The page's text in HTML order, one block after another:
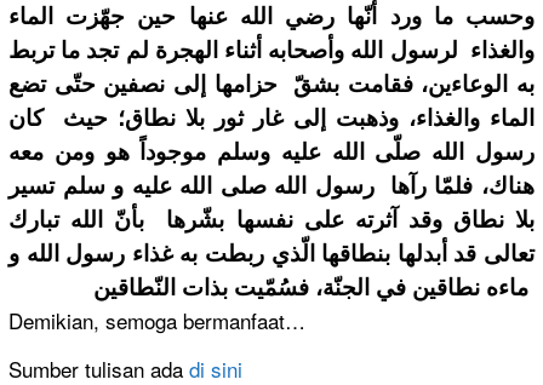
ﻭﺣﺴﺐ ﻣﺎ ﻭﺭﺩ ﺃﻧّﻬﺎ ﺭﺿﻲ ﺍﻟﻠﻪ ﻋﻨﻬﺎ ﺣﻴﻦ ﺟﻬّﺰﺕ ﺍﻟﻤﺎﺀ
ﻭﺍﻟﻐﺬﺍﺀ ﻟﺮﺳﻮﻝ ﺍﻟﻠﻪ ﻭﺃﺻﺤﺎﺑﻪ ﺃﺛﻨﺎﺀ ﺍﻟﻬﺠﺮﺓ ﻟﻢ ﺗﺠﺪ ﻣﺎ ﺗﺮﺑﻂ
ﺑﻪ ﺍﻟﻮﻋﺎﺀﻳﻦ، ﻓﻘﺎﻣﺖ ﺑﺸﻖّ ﺣﺰﺍﻣﻬﺎ ﺇﻟﻰ ﻧﺼﻔﻴﻦ ﺣﺘّﻰ ﺗﻀﻊ
ﺍﻟﻤﺎﺀ ﻭﺍﻟﻐﺬﺍﺀ، ﻭﺫﻫﺒﺖ ﺇﻟﻰ ﻏﺎﺭ ﺛﻮﺭ ﺑﻼ ﻧﻄﺎﻕ؛ ﺣﻴﺚ ﻛﺎﻥ
ﺭﺳﻮﻝ ﺍﻟﻠﻪ ﺻﻠّﻰ ﺍﻟﻠﻪ ﻋﻠﻴﻪ ﻭﺳﻠﻢ ﻣﻮﺟﻮﺩﺍً ﻫﻮ ﻭﻣﻦ ﻣﻌﻪ
ﻫﻨﺎﻙ، ﻓﻠﻤّﺎ ﺭﺁﻫﺎ ﺭﺳﻮﻝ ﺍﻟﻠﻪ ﺻﻠﻰ ﺍﻟﻠﻪ ﻋﻠﻴﻪ ﻭ ﺳﻠﻢ ﺗﺴﻴﺮ
ﺑﻼ ﻧﻄﺎﻕ ﻭﻗﺪ ﺁﺛﺮﺗﻪ ﻋﻠﻰ ﻧﻔﺴﻬﺎ ﺑﺸّﺮﻫﺎ ﺑﺄﻥّ ﺍﻟﻠﻪ ﺗﺒﺎﺭﻙ
ﺗﻌﺎﻟﻰ ﻗﺪ ﺃﺑﺪﻟﻬﺎ ﺑﻨﻄﺎﻗﻬﺎ ﺍﻟّﺬﻱ ﺭﺑﻄﺖ ﺑﻪ ﻏﺬﺍﺀ ﺭﺳﻮﻝ ﺍﻟﻠﻪ ﻭ
ﻣﺎﺀﻩ ﻧﻄﺎﻗﻴﻦ ﻓﻲ ﺍﻟﺠﻨّﺔ، ﻓﺴُﻤّﻴﺖ ﺑﺬﺍﺕ ﺍﻟﻨّﻄﺎﻗﻴﻦ
Demikian, semoga bermanfaat…
Sumber tulisan ada di sini